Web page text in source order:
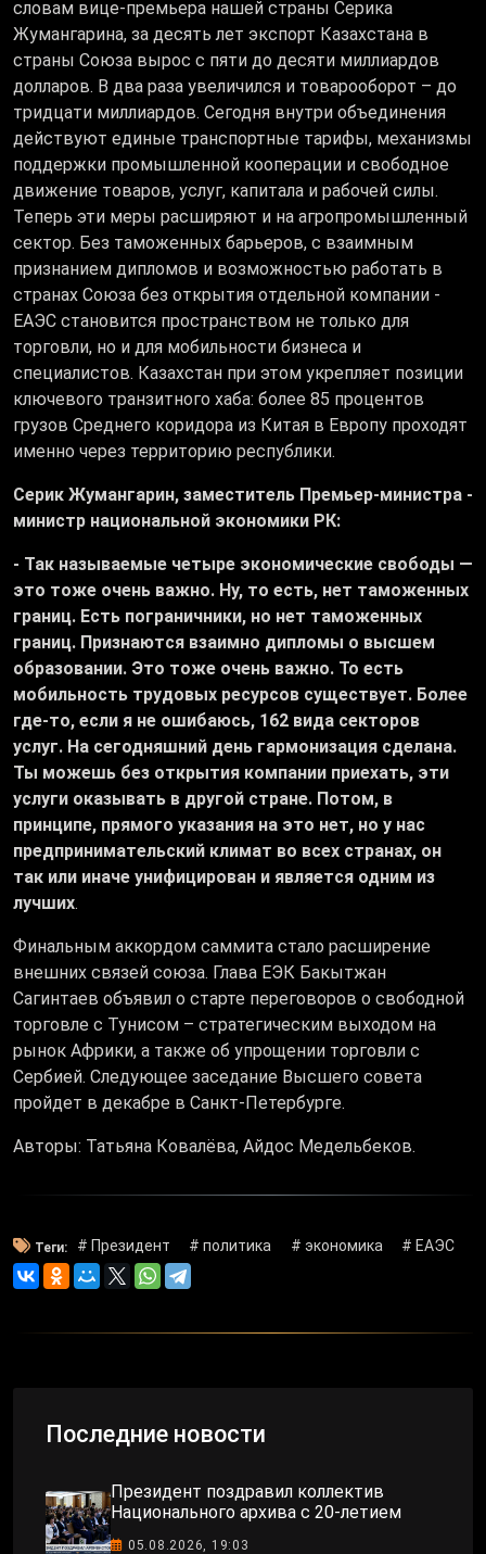
словам вице-премьера нашей страны Серика
Жумангарина, за десять лет экспорт Казахстана в
страны Союза вырос с пяти до десяти миллиардов
долларов. В два раза увеличился и товарооборот – до
тридцати миллиардов. Сегодня внутри объединения
действуют единые транспортные тарифы, механизмы
поддержки промышленной кооперации и свободное
движение товаров, услуг, капитала и рабочей силы.
Теперь эти меры расширяют и на агропромышленный
сектор. Без таможенных барьеров, с взаимным
признанием дипломов и возможностью работать в
странах Союза без открытия отдельной компании -
ЕАЭС становится пространством не только для
торговли, но и для мобильности бизнеса и
специалистов. Казахстан при этом укрепляет позиции
ключевого транзитного хаба: более 85 процентов
грузов Среднего коридора из Китая в Европу проходят
именно через территорию республики.
Серик Жумангарин, заместитель Премьер-министра -
министр национальной экономики РК:
- Так называемые четыре экономические свободы —
это тоже очень важно. Ну, то есть, нет таможенных
границ. Есть пограничники, но нет таможенных
границ. Признаются взаимно дипломы о высшем
образовании. Это тоже очень важно. То есть
мобильность трудовых ресурсов существует. Более
где-то, если я не ошибаюсь, 162 вида секторов
услуг. На сегодняшний день гармонизация сделана.
Ты можешь без открытия компании приехать, эти
услуги оказывать в другой стране. Потом, в
принципе, прямого указания на это нет, но у нас
предпринимательский климат во всех странах, он
так или иначе унифицирован и является одним из
лучших.
Финальным аккордом саммита стало расширение
внешних связей союза. Глава ЕЭК Бакытжан
Сагинтаев объявил о старте переговоров о свободной
торговле с Тунисом – стратегическим выходом на
рынок Африки, а также об упрощении торговли с
Сербией. Следующее заседание Высшего совета
пройдет в декабре в Санкт-Петербурге.
Авторы: Татьяна Ковалёва, Айдос Медельбеков.
Теги: # Президент # политика # экономика # ЕАЭС
Последние новости
Президент поздравил коллектив
Национального архива с 20-летием
05.08.2026, 19:03